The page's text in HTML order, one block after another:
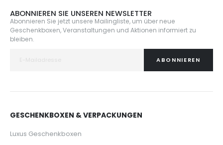
ABONNIEREN SIE UNSEREN NEWSLETTER
Abonnieren Sie jetzt unsere Mailingliste, um über neue
Geschenkboxen, Veranstaltungen und Aktionen informiert zu
bleiben.
ABONNIEREN
GESCHENKBOXEN & VERPACKUNGEN
Luxus Geschenkboxen